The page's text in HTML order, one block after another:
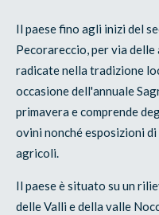
Il paese fino agli inizi del
Pecorareccio, per via
radicate nella tradizione
occasione dell'annuale
primavera e comprende
ovini nonché esposizioni
agricoli.
Il paese è situato su un
delle Valli e della valle